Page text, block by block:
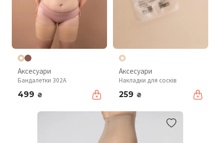
Аксесуари
Бандалетки 302A
499 ₴
Аксесуари
Накладки для сосків
259 ₴